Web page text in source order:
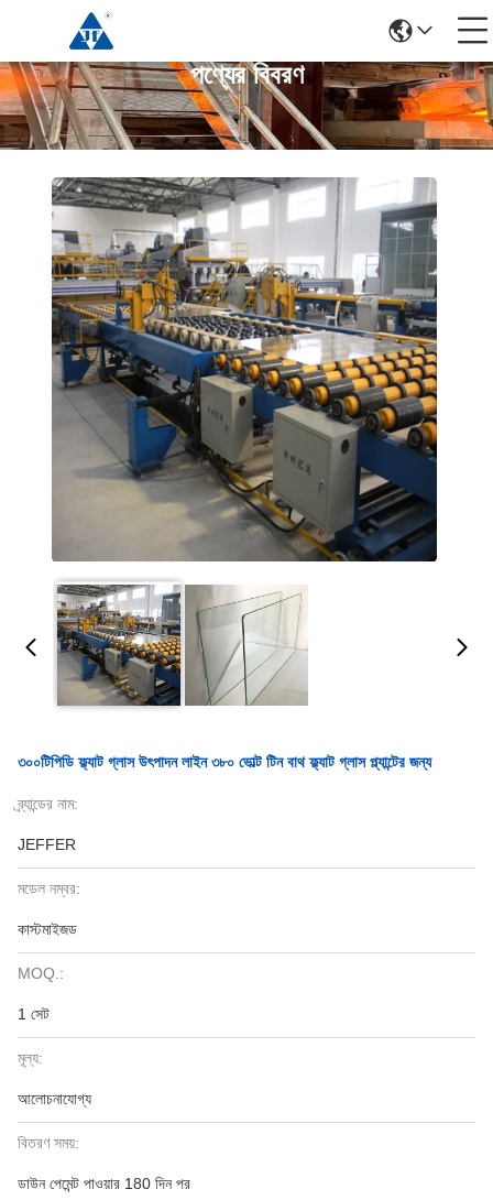
পণ্যের বিবরণ
৩০০টিপিডি ফ্ল্যাট গ্লাস উৎপাদন লাইন ৩৮০ ভোল্ট টিন বাথ ফ্ল্যাট গ্লাস প্ল্যান্টের জন্য
ব্র্যান্ডের নাম:
JEFFER
মডেল নম্বর:
কাস্টমাইজড
MOQ.:
1 সেট
মূল্য:
আলোচনাযোগ্য
বিতরণ সময়:
ডাউন পেমেন্ট পাওয়ার 180 দিন পর